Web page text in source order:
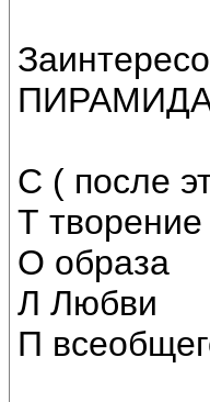
С ( после
Т творение
О образа
Л Любви
П